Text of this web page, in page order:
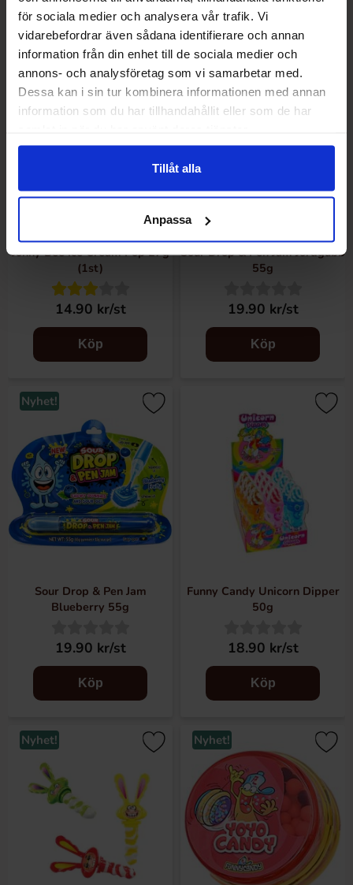
för sociala medier och analysera vår trafik. Vi
vidarebefordrar även sådana identifierare och annan
information från din enhet till de sociala medier och
annons- och analysföretag som vi samarbetar med.
Dessa kan i sin tur kombinera informationen med annan
information som du har tillhandahållit eller som de har
Tillåt alla
Anpassa
Köp Köp
Johny Bee Ice Cream Pop 27g
(1st)
14.90 kr/st
Köp
Nyhet!
Sour Drop & Pen Jam Jordgubb
55g
19.90 kr/st
Köp
Nyhet!
Sour Drop & Pen Jam
Blueberry 55g
19.90 kr/st
Köp
Funny Candy Unicorn Dipper
50g
18.90 kr/st
Köp
Nyhet! Nyhet!